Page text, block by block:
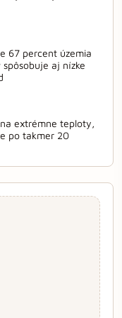
67 percent územia
aj nízke
extrémne teploty,
po takmer 20